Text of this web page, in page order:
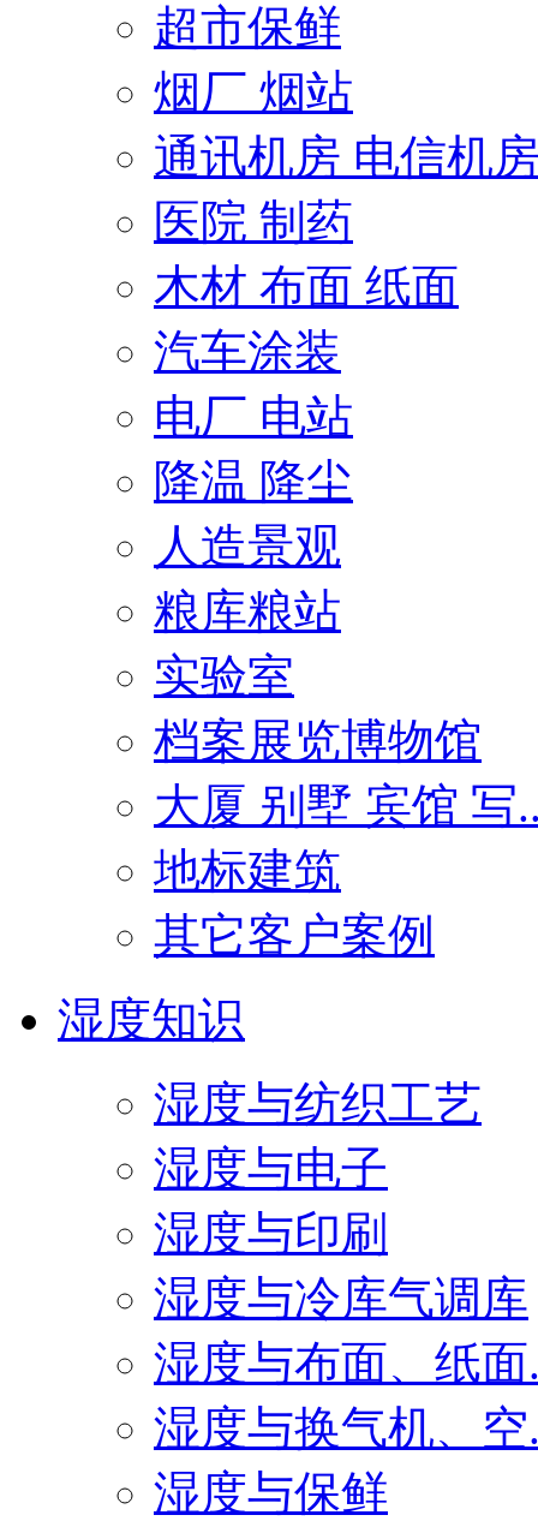
超市保鲜
烟厂 烟站
通讯机房 电信机
医院 制药
木材 布面 纸面
汽车涂装
电厂 电站
降温 降尘
人造景观
粮库粮站
实验室
档案展览博物馆
大厦 别墅 宾馆 写
地标建筑
其它客户案例
湿度知识
湿度与纺织工艺
湿度与电子
湿度与印刷
湿度与冷库气调库
湿度与布面、纸面
湿度与换气机、空
湿度与保鲜